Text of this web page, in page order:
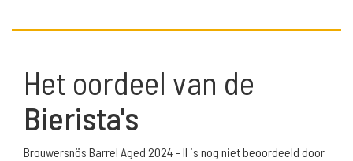
Het oordeel van de
Bierista's
Brouwersnös Barrel Aged 2024 - II is nog niet beoordeeld door